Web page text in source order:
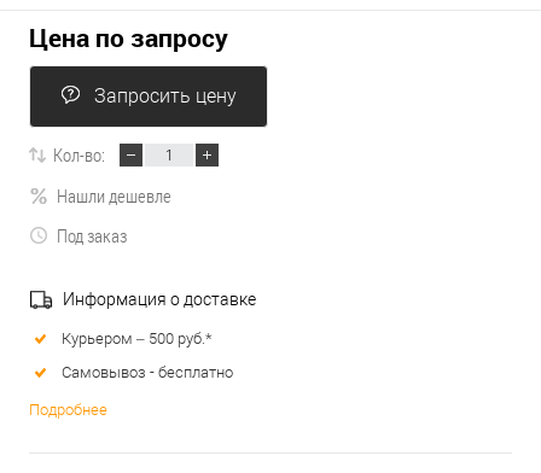
Цена по запросу
Запросить цену
Кол-во:
Нашли дешевле
Под заказ
Информация о доставке
Курьером – 500 руб.*
Самовывоз - бесплатно
Подробнее